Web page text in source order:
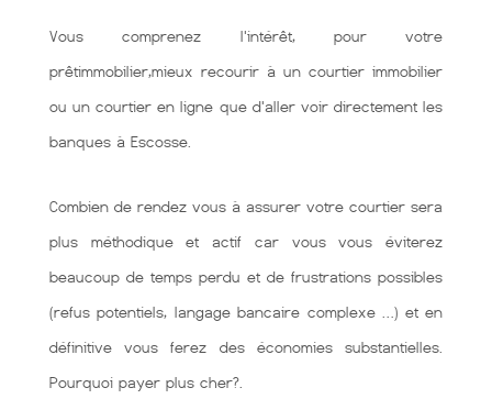
Vous comprenez l'intérêt, pour votre
prêtimmobilier,mieux recourir à un courtier immobilier
ou un courtier en ligne que d'aller voir directement les
banques à Escosse.
Combien de rendez vous à assurer votre courtier sera
plus méthodique et actif car vous vous éviterez
beaucoup de temps perdu et de frustrations possibles
(refus potentiels, langage bancaire complexe …) et en
définitive vous ferez des économies substantielles.
Pourquoi payer plus cher?.